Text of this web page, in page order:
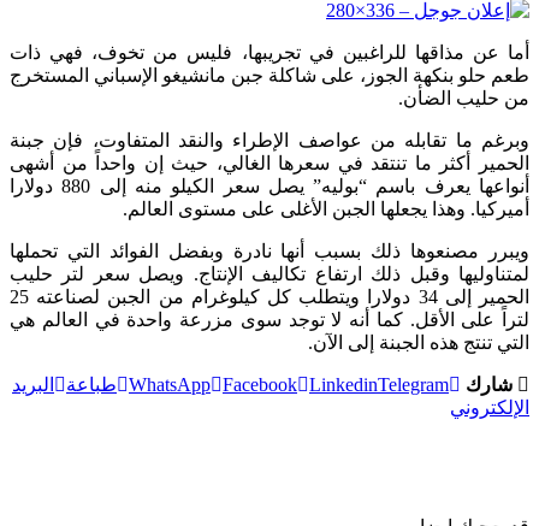
أما عن مذاقها للراغبين في تجريبها، فليس من تخوف، فهي ذات
طعم حلو بنكهة الجوز، على شاكلة جبن مانشيغو الإسباني المستخرج
من حليب الضأن.
وبرغم ما تقابله من عواصف الإطراء والنقد المتفاوت، فإن جبنة
الحمير أكثر ما تنتقد في سعرها الغالي، حيث إن واحداً من أشهى
أنواعها يعرف باسم “بوليه” يصل سعر الكيلو منه إلى 880 دولارا
أميركيا. وهذا يجعلها الجبن الأغلى على مستوى العالم.
ويبرر مصنعوها ذلك بسبب أنها نادرة وبفضل الفوائد التي تحملها
لمتناوليها وقبل ذلك ارتفاع تكاليف الإنتاج. ويصل سعر لتر حليب
الحمير إلى 34 دولارا ويتطلب كل كيلوغرام من الجبن لصناعته 25
لتراً على الأقل. كما أنه لا توجد سوى مزرعة واحدة في العالم هي
التي تنتج هذه الجبنة إلى الآن.
شارك WhatsApp Facebook LinkedinTelegram طباعة
البريد
الإلكتروني